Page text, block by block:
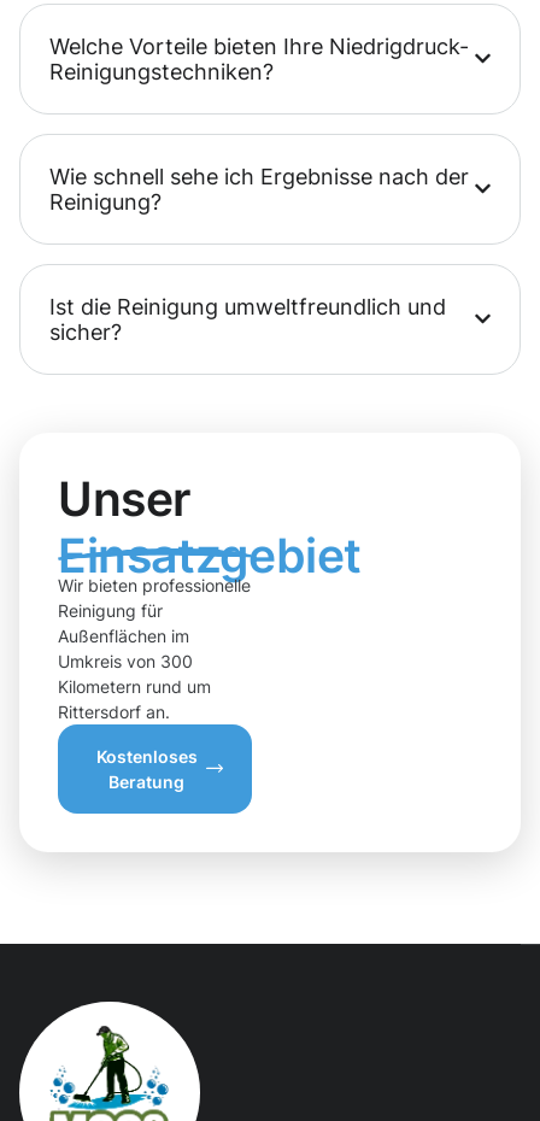
Welche Vorteile bieten Ihre Niedrigdruck-
Reinigungstechniken?
Wie schnell sehe ich Ergebnisse nach der
Reinigung?
Ist die Reinigung umweltfreundlich und
sicher?
Unser
Einsatzgebiet
Wir bieten professionelle
Reinigung für
Außenflächen im
Umkreis von 300
Kilometern rund um
Rittersdorf an.
Kostenloses
Beratung